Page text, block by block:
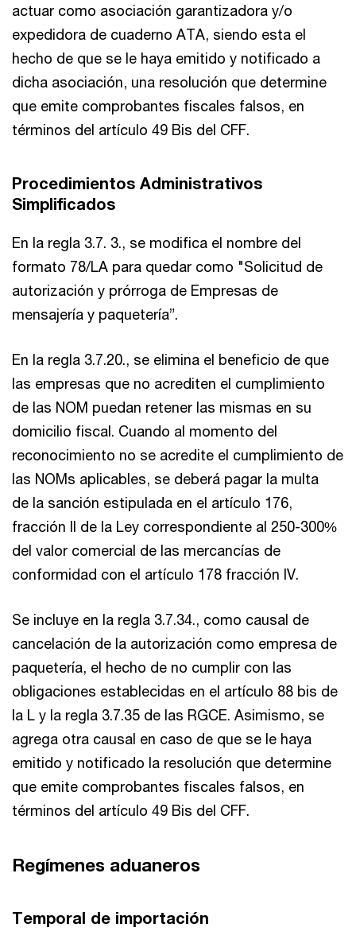
actuar como asociación garantizadora y/o
expedidora de cuaderno ATA, siendo esta el
hecho de que se le haya emitido y notificado a
dicha asociación, una resolución que determine
que emite comprobantes fiscales falsos, en
términos del artículo 49 Bis del CFF.
Procedimientos Administrativos
Simplificados
En la regla 3.7. 3., se modifica el nombre del
formato 78/LA para quedar como "Solicitud de
autorización y prórroga de Empresas de
mensajería y paquetería”.
En la regla 3.7.20., se elimina el beneficio de que
las empresas que no acrediten el cumplimiento
de las NOM puedan retener las mismas en su
domicilio fiscal. Cuando al momento del
reconocimiento no se acredite el cumplimiento de
las NOMs aplicables, se deberá pagar la multa
de la sanción estipulada en el artículo 176,
fracción II de la Ley correspondiente al 250-300%
del valor comercial de las mercancías de
conformidad con el artículo 178 fracción IV.
Se incluye en la regla 3.7.34., como causal de
cancelación de la autorización como empresa de
paquetería, el hecho de no cumplir con las
obligaciones establecidas en el artículo 88 bis de
la L y la regla 3.7.35 de las RGCE. Asimismo, se
agrega otra causal en caso de que se le haya
emitido y notificado la resolución que determine
que emite comprobantes fiscales falsos, en
términos del artículo 49 Bis del CFF.
Regímenes aduaneros
Temporal de importación